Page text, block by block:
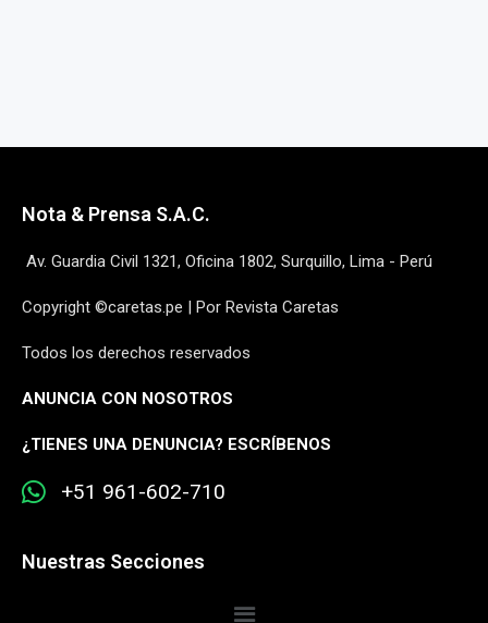
Nota & Prensa S.A.C.
Av. Guardia Civil 1321, Oficina 1802, Surquillo, Lima - Perú
Copyright ©caretas.pe | Por Revista Caretas
Todos los derechos reservados
ANUNCIA CON NOSOTROS
¿TIENES UNA DENUNCIA? ESCRÍBENOS
+51 961-602-710
Nuestras Secciones